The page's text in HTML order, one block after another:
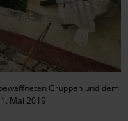
Gruppen und dem
Mai 2019